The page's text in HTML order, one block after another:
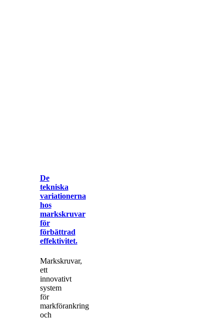
De
tekniska
variationerna
hos
markskruvar
för
förbättrad
effektivitet.
De
tekniska
variationerna
hos
markskruvar
för
förbättrad
effektivitet.
Markskruvar,
ett
innovativt
system
för
markförankring
och